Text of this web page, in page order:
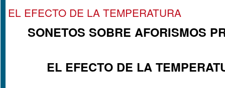
EL EFECTO DE LA TEMPERATURA
SONETOS SOBRE AFORISMOS
EL EFECTO DE LA